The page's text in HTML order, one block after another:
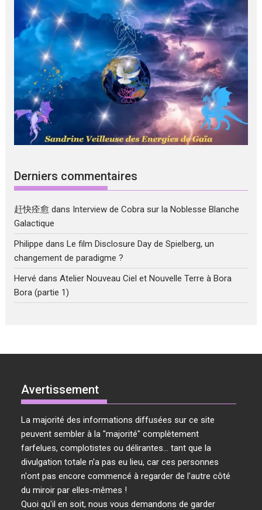
Derniers commentaires
赶快痊愈 dans Interview de Cobra sur la Noblesse Blanche
Galactique
Philippe dansLe film Disclosure Day de Spielberg, un
changement de paradigme ?
Hervé dansAtelier Nouveau Ciel et Nouvelle Terre à Bora
Bora (partie 1)
Avertissement
La majorité des informations diffusées sur ce site
peuvent sembler à la "majorité" complètement
farfelues, complotistes ou délirantes... tant que la
divulgation totale n'a pas eu lieu, car ces personnes
n'ont pas encore commencé à regarder de l'autre côté
du miroir par elles-mêmes !
Quoi qu'il en soit, nous vous demandons de garder